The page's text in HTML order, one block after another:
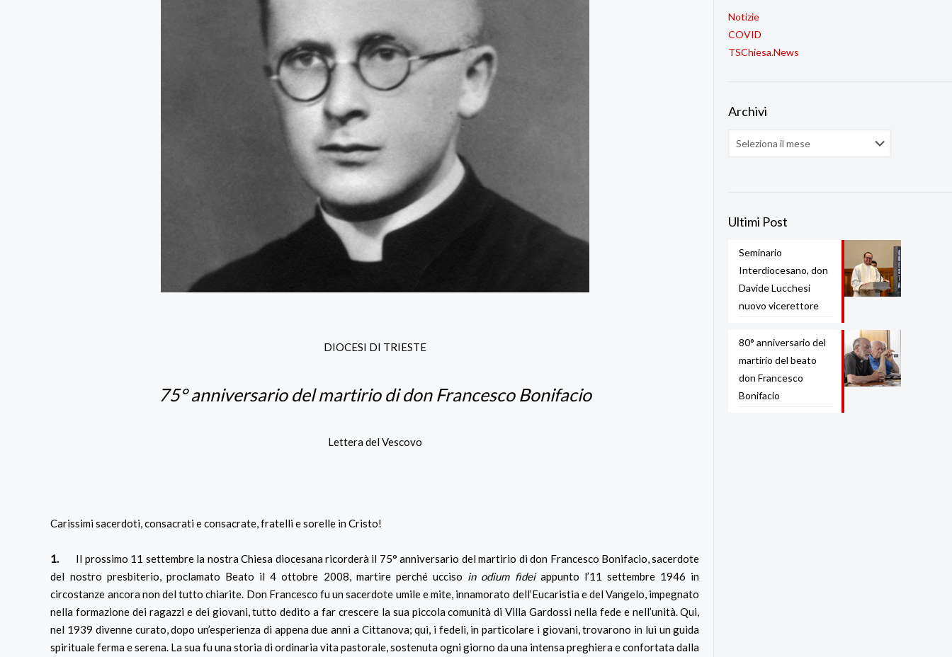
DIOCESI DI TRIESTE
75° anniversario del martirio di don Francesco Bonifacio
Lettera del Vescovo
Carissimi sacerdoti, consacrati e consacrate, fratelli e sorelle in Cristo!
1.Il prossimo 11 settembre la nostra Chiesa diocesana ricorderà il 75° anniversario del martirio di don Francesco Bonifacio, sacerdote
del nostro presbiterio, proclamato Beato il 4 ottobre 2008, martire perché ucciso in odium fideiappunto l’11 settembre 1946 in
circostanze ancora non del tutto chiarite. Don Francesco fu un sacerdote umile e mite, innamorato dell’Eucaristia e del Vangelo, impegnato
nella formazione dei ragazzi e dei giovani, tutto dedito a far crescere la sua piccola comunità di Villa Gardossi nella fede e nell’unità. Qui,
nel 1939 divenne curato, dopo un’esperienza di appena due anni a Cittanova; qui, i fedeli, in particolare i giovani, trovarono in lui un guida
spirituale ferma e serena. La sua fu una storia di ordinaria vita pastorale, sostenuta ogni giorno da una intensa preghiera e confortata dalla
Notizie
COVID
TSChiesa.News
Archivi
Archivi
Ultimi Post
Seminario
Interdiocesano, don
Davide Lucchesi
nuovo vicerettore
80° anniversario del
martirio del beato
don Francesco
Bonifacio